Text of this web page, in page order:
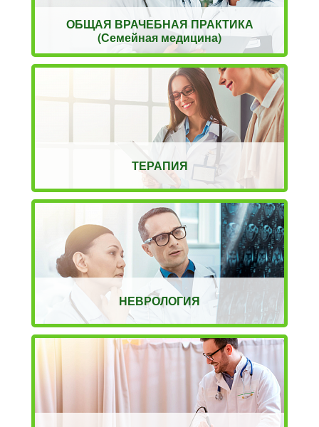
ОБЩАЯ ВРАЧЕБНАЯ ПРАКТИКА
(Семейная медицина)
ТЕРАПИЯ
НЕВРОЛОГИЯ